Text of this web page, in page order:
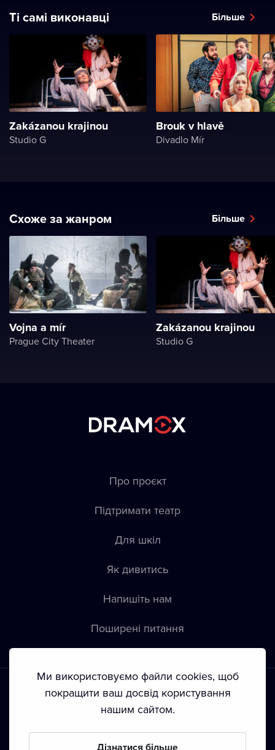
Ті самі виконавці Більше
Zakázanou krajinou
Studio G
Brouk v hlavě
Divadlo Mír
Схоже за жанром Більше
Vojna a mír
Prague City Theater
Zakázanou krajinou
Studio G
Про проєкт
Підтримати театр
Для шкіл
Як дивитись
Напишіть нам
Пoширені питання
Положення й умови • Конфіденційність • Автoрські права
Ми використовуємо файли cookies, щоб
покращити ваш досвід користування
нашим сайтом.